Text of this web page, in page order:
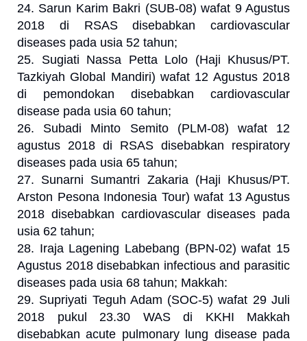
24. Sarun Karim Bakri (SUB-08) wafat 9 Agustus
2018 di RSAS disebabkan cardiovascular
diseases pada usia 52 tahun;
25. Sugiati Nassa Petta Lolo (Haji Khusus/PT.
Tazkiyah Global Mandiri) wafat 12 Agustus 2018
di pemondokan disebabkan cardiovascular
disease pada usia 60 tahun;
26. Subadi Minto Semito (PLM-08) wafat 12
agustus 2018 di RSAS disebabkan respiratory
diseases pada usia 65 tahun;
27. Sunarni Sumantri Zakaria (Haji Khusus/PT.
Arston Pesona Indonesia Tour) wafat 13 Agustus
2018 disebabkan cardiovascular diseases pada
usia 62 tahun;
28. Iraja Lagening Labebang (BPN-02) wafat 15
Agustus 2018 disebabkan infectious and parasitic
diseases pada usia 68 tahun; Makkah:
29. Supriyati Teguh Adam (SOC-5) wafat 29 Juli
2018 pukul 23.30 WAS di KKHI Makkah
disebabkan acute pulmonary lung disease pada